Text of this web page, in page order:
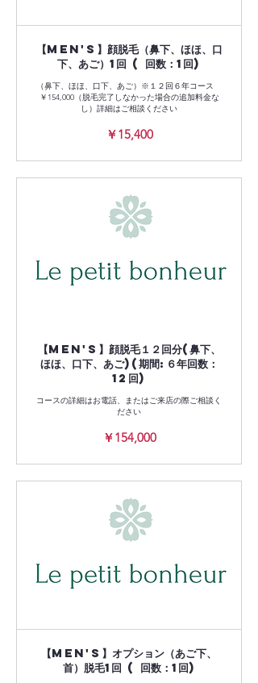
【Men's】顔脱毛（鼻下、ほほ、口
下、あご）1回 ( 回数：1回)
（鼻下、ほほ、口下、あご）※１２回６年コース
￥154,000（脱毛完了しなかった場合の追加料金な
し）詳細はご相談ください
￥15,400
【Men's】顔脱毛１２回分(鼻下、
ほほ、口下、あご)(期間:６年回数：
12回)
コースの詳細はお電話、またはご来店の際ご相談く
ださい
￥154,000
【Men's】オプション（あご下、
首）脱毛1回 ( 回数：1回)